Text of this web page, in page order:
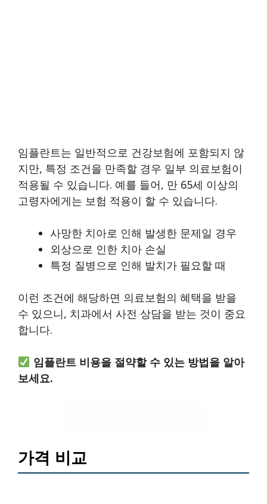
임플란트는 일반적으로 건강보험에 포함되지 않
지만, 특정 조건을 만족할 경우 일부 의료보험이
적용될 수 있습니다. 예를 들어, 만 65세 이상의
고령자에게는 보험 적용이 할 수 있습니다.
사망한 치아로 인해 발생한 문제일 경우
외상으로 인한 치아 손실
특정 질병으로 인해 발치가 필요할 때
이런 조건에 해당하면 의료보험의 혜택을 받을
수 있으니, 치과에서 사전 상담을 받는 것이 중요
합니다.
임플란트 비용을 절약할 수 있는 방법을 알아
보세요.
가격 비교